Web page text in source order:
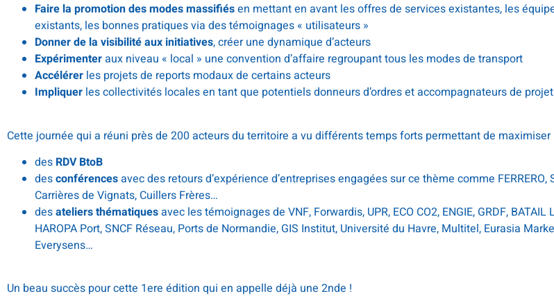
Faire la promotion des modes massifiésen mettant en avant les offres de services existantes, les
existants, les bonnes pratiques via des témoignages « utilisateurs »
Donner de la visibilité aux initiatives, créer une dynamique d’acteurs
Expérimenteraux niveau « local » une convention d’affaire regroupant tous les modes de transport
Accélérer les projets de reports modaux de certains acteurs
Impliquer les collectivités locales en tant que potentiels donneurs d’ordres et accompagnateurs de
Cette journée qui a réuni près de 200 acteurs du territoire a vu différents temps forts permettant de maximiser
des RDV BtoB
desconférencesavec des retours d’expérience d’entreprises engagées sur ce thème comme FERRERO,
Carrières de Vignats, Cuillers Frères…
desateliers thématiquesavec les témoignages de VNF, Forwardis, UPR, ECO CO2, ENGIE, GRDF, BATAIL
HAROPA Port, SNCF Réseau, Ports de Normandie, GIS Institut, Université du Havre, Multitel, Eurasia
Everysens…
Un beau succès pour cette 1ere édition qui en appelle déjà une 2nde !